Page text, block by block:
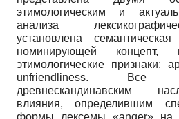
этимологическим и
анализа
установлена
номинирующей
этимологические признаки:
unfriendliness. Все
древнескандинавским
влияния, определившим